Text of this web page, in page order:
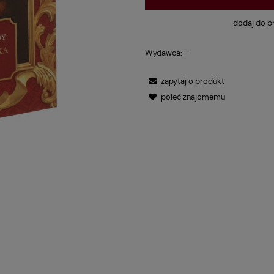
dodaj do
Wydawca: -
zapytaj o produkt
poleć znajomemu